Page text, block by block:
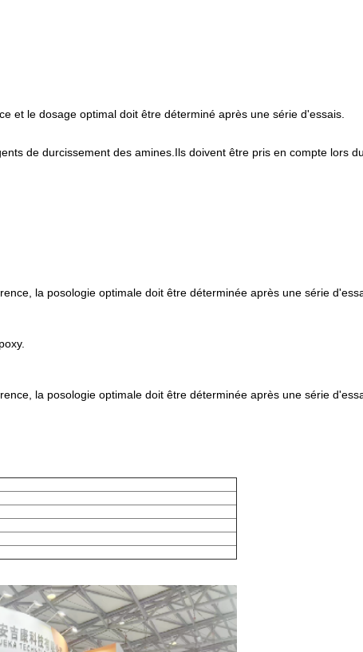
et le dosage optimal doit être déterminé après une série d'essais.
de durcissement des amines.Ils doivent être pris en compte lors
la posologie optimale doit être déterminée après une série
la posologie optimale doit être déterminée après une série